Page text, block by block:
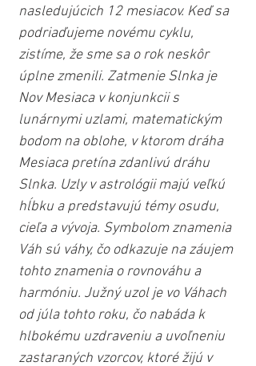
nasledujúcich 12 mesiacov. Keď sa
podriaďujeme novému cyklu,
zistíme, že sme sa o rok neskôr
úplne zmenili. Zatmenie Slnka je
Nov Mesiaca v konjunkcii s
lunárnymi uzlami, matematickým
bodom na oblohe, v ktorom dráha
Mesiaca pretína zdanlivú dráhu
Slnka. Uzly v astrológii majú veľkú
hĺbku a predstavujú témy osudu,
cieľa a vývoja. Symbolom znamenia
Váh sú váhy, čo odkazuje na záujem
tohto znamenia o rovnováhu a
harmóniu. Južný uzol je vo Váhach
od júla tohto roku, čo nabáda k
hlbokému uzdraveniu a uvoľneniu
zastaraných vzorcov, ktoré žijú v